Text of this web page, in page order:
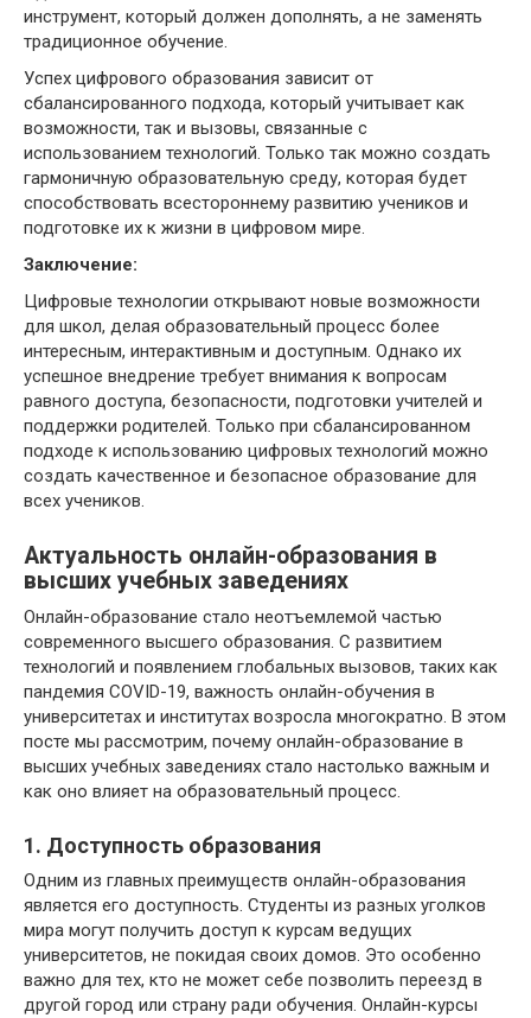
инструмент, который должен дополнять, а не заменять
традиционное обучение.
Успех цифрового образования зависит от
сбалансированного подхода, который учитывает как
возможности, так и вызовы, связанные с
использованием технологий. Только так можно создать
гармоничную образовательную среду, которая будет
способствовать всестороннему развитию учеников и
подготовке их к жизни в цифровом мире.
Заключение:
Цифровые технологии открывают новые возможности
для школ, делая образовательный процесс более
интересным, интерактивным и доступным. Однако их
успешное внедрение требует внимания к вопросам
равного доступа, безопасности, подготовки учителей и
поддержки родителей. Только при сбалансированном
подходе к использованию цифровых технологий можно
создать качественное и безопасное образование для
всех учеников.
Актуальность онлайн-образования в
высших учебных заведениях
Онлайн-образование стало неотъемлемой частью
современного высшего образования. С развитием
технологий и появлением глобальных вызовов, таких как
пандемия COVID-19, важность онлайн-обучения в
университетах и институтах возросла многократно. В этом
посте мы рассмотрим, почему онлайн-образование в
высших учебных заведениях стало настолько важным и
как оно влияет на образовательный процесс.
1. Доступность образования
Одним из главных преимуществ онлайн-образования
является его доступность. Студенты из разных уголков
мира могут получить доступ к курсам ведущих
университетов, не покидая своих домов. Это особенно
важно для тех, кто не может себе позволить переезд в
другой город или страну ради обучения. Онлайн-курсы